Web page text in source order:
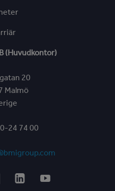
(Huvudkontor)
20
Malmö
24 74 00